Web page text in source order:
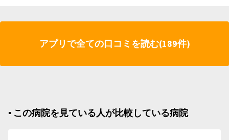
アプリで全ての口コミを読む(189件)
▪︎ この病院を見ている人が比較している病院